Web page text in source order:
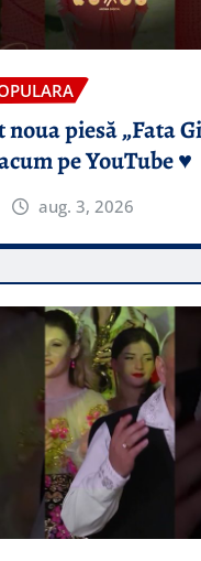
piesă „Fata
pe YouTube ♥️
aug. 3, 2026